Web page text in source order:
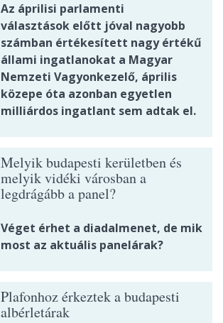
Az áprilisi parlamenti
választások előtt jóval nagyobb
számban értékesített nagy értékű
állami ingatlanokat a Magyar
Nemzeti Vagyonkezelő, április
közepe óta azonban egyetlen
milliárdos ingatlant sem adtak el.
Melyik budapesti kerületben és
melyik vidéki városban a
legdrágább a panel?
Véget érhet a diadalmenet, de mik
most az aktuális panelárak?
Plafonhoz érkeztek a budapesti
albérletárak